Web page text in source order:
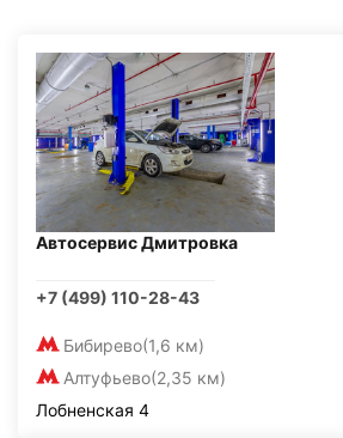
Автосервис Дмитровка
+7 (499) 110-28-43
Бибирево(1,6 км)
Алтуфьево(2,35 км)
Лобненская 4